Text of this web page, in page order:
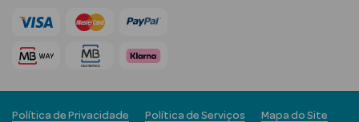
Séruns Faciais
Creme de Olhos
Anti-
envelhecimento
Política de Privacidade Política de Serviços Mapa do Site